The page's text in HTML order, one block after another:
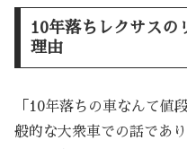
10年落ちレクサスの
理由
「10年落ちの車なんて値
般的な大衆車での話であ